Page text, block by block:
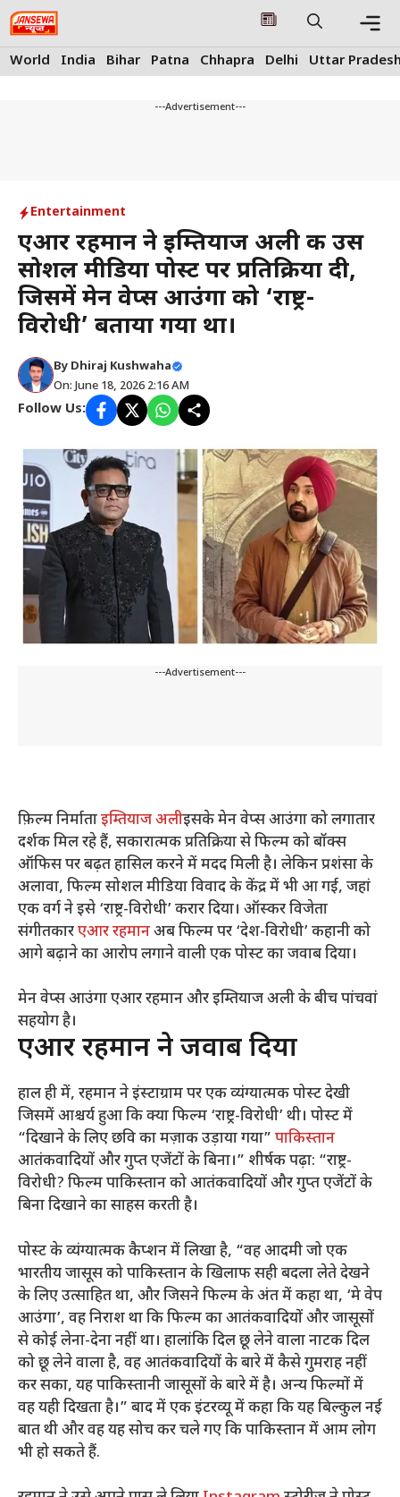
Skip
to
content
World India Bihar Patna Chhapra Delhi Uttar
---Advertisement---
Entertainment
एआर रहमान ने इम्तियाज अली की उस
सोशल मीडिया पोस्ट पर प्रतिक्रिया दी,
जिसमें मेन वेप्स आउंगा को ‘राष्ट्र-
विरोधी’ बताया गया था।
By Dhiraj Kushwaha
On: June 18, 2026 2:16 AM
Follow Us:
---Advertisement---
फ़िल्म निर्माताइम्तियाज अलीइसके मेन वेप्स आउंगा को लगातार
दर्शक मिल रहे हैं, सकारात्मक प्रतिक्रिया से फिल्म को बॉक्स
ऑफिस पर बढ़त हासिल करने में मदद मिली है। लेकिन प्रशंसा के
अलावा, फिल्म सोशल मीडिया विवाद के केंद्र में भी आ गई, जहां
एक वर्ग ने इसे ‘राष्ट्र-विरोधी’ करार दिया। ऑस्कर विजेता
संगीतकारएआर रहमानअब फिल्म पर ‘देश-विरोधी’ कहानी को
आगे बढ़ाने का आरोप लगाने वाली एक पोस्ट का जवाब दिया।
मेन वेप्स आउंगा एआर रहमान और इम्तियाज अली के बीच पांचवां
सहयोग है।
एआर रहमान ने जवाब दिया
हाल ही में, रहमान ने इंस्टाग्राम पर एक व्यंग्यात्मक पोस्ट देखी
जिसमें आश्चर्य हुआ कि क्या फिल्म ‘राष्ट्र-विरोधी’ थी। पोस्ट में
“दिखाने के लिए छवि का मज़ाक उड़ाया गया” पाकिस्तान
आतंकवादियों और गुप्त एजेंटों के बिना।” शीर्षक पढ़ा: “राष्ट्र-
विरोधी? फिल्म पाकिस्तान को आतंकवादियों और गुप्त एजेंटों के
बिना दिखाने का साहस करती है।
पोस्ट के व्यंग्यात्मक कैप्शन में लिखा है, “वह आदमी जो एक
भारतीय जासूस को पाकिस्तान के खिलाफ सही बदला लेते देखने
के लिए उत्साहित था, और जिसने फिल्म के अंत में कहा था, ‘मे वेप
आउंगा’, वह निराश था कि फिल्म का आतंकवादियों और जासूसों
से कोई लेना-देना नहीं था। हालांकि दिल छू लेने वाला नाटक दिल
को छू लेने वाला है, वह आतंकवादियों के बारे में कैसे गुमराह नहीं
कर सका, यह पाकिस्तानी जासूसों के बारे में है। अन्य फिल्मों में
वह यही दिखता है।” बाद में एक इंटरव्यू में कहा कि यह बिल्कुल नई
बात थी और वह यह सोच कर चले गए कि पाकिस्तान में आम लोग
भी हो सकते हैं.